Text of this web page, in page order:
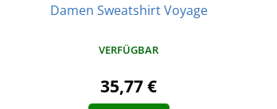
Damen Sweatshirt Voyage
VERFÜGBAR
35,77 €